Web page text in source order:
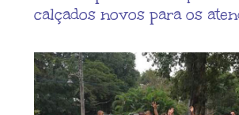
calçados novos para os